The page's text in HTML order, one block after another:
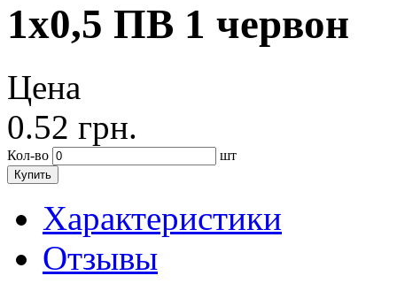
1х0,5 ПВ 1 червон
Цена
0.52 грн.
Кол-во шт
Купить
Характеристики
Отзывы